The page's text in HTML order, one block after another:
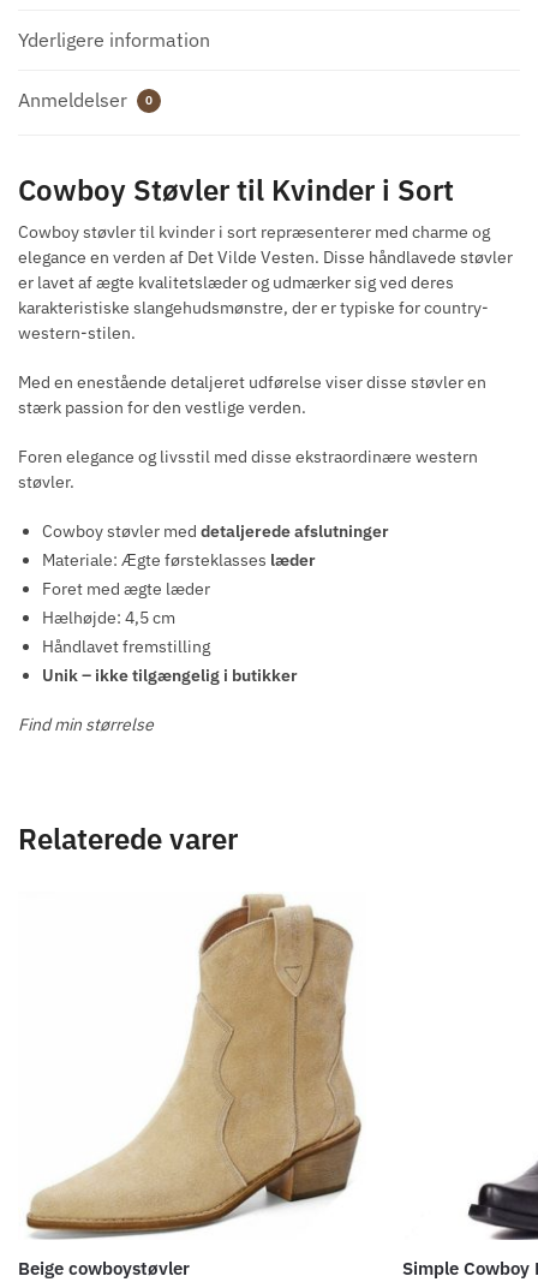
Yderligere information
Anmeldelser 0
Cowboy Støvler til Kvinder i Sort
Cowboy støvler til kvinder i sort repræsenterer med charme og
elegance en verden af ​​Det Vilde Vesten. Disse håndlavede støvler
er lavet af ægte kvalitetslæder og udmærker sig ved deres
karakteristiske slangehudsmønstre, der er typiske for country-
western-stilen.
Med en enestående detaljeret udførelse viser disse støvler en
stærk passion for den vestlige verden.
Foren elegance og livsstil med disse ekstraordinære western
støvler.
Cowboy støvler med detaljerede afslutninger
Materiale: Ægte førsteklasses læder
Foret med ægte læder
Hælhøjde: 4,5 cm
Håndlavet fremstilling
Unik – ikke tilgængelig i butikker
Find min størrelse
Relaterede varer
Beige cowboystøvler Simple Cowboy